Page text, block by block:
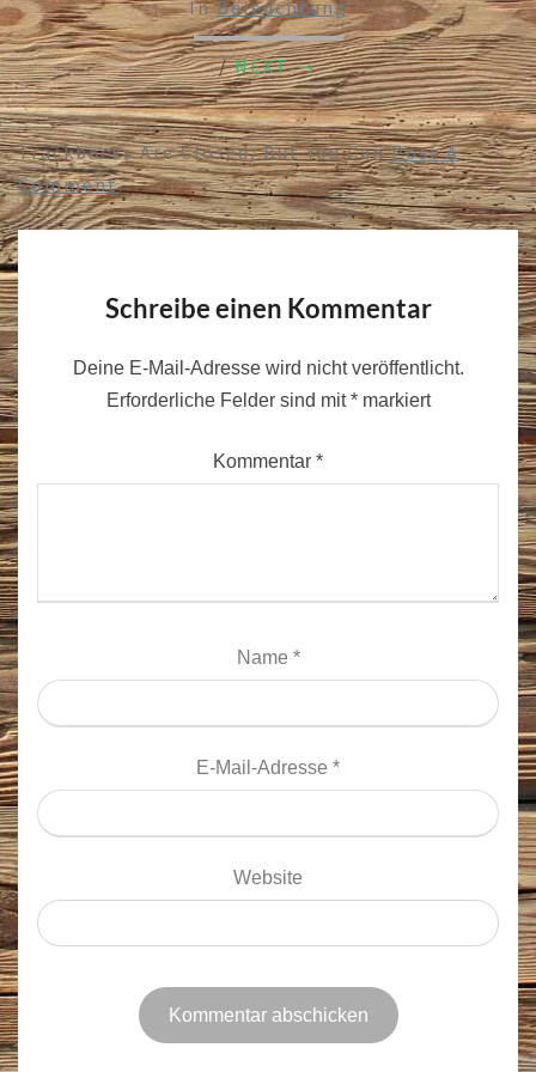
InBeleuchtung
/NEXT →
Trackbacks Are Closed, But You CanPost A
Comment.
Schreibe einen Kommentar
Deine E-Mail-Adresse wird nicht veröffentlicht.
Erforderliche Felder sind mit*markiert
Kommentar *
Name *
E-Mail-Adresse *
Website